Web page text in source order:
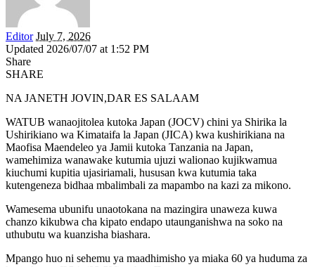
Editor July 7, 2026
Updated 2026/07/07 at 1:52 PM
Share
SHARE
NA JANETH JOVIN,DAR ES SALAAM
WATUB wanaojitolea kutoka Japan (JOCV) chini ya Shirika la
Ushirikiano wa Kimataifa la Japan (JICA) kwa kushirikiana na
Maofisa Maendeleo ya Jamii kutoka Tanzania na Japan,
wamehimiza wanawake kutumia ujuzi walionao kujikwamua
kiuchumi kupitia ujasiriamali, hususan kwa kutumia taka
kutengeneza bidhaa mbalimbali za mapambo na kazi za mikono.
Wamesema ubunifu unaotokana na mazingira unaweza kuwa
chanzo kikubwa cha kipato endapo utaunganishwa na soko na
uthubutu wa kuanzisha biashara.
Mpango huo ni sehemu ya maadhimisho ya miaka 60 ya huduma za